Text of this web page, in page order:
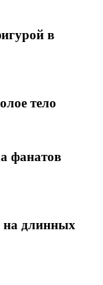
в
тело
фанатов
на длинных